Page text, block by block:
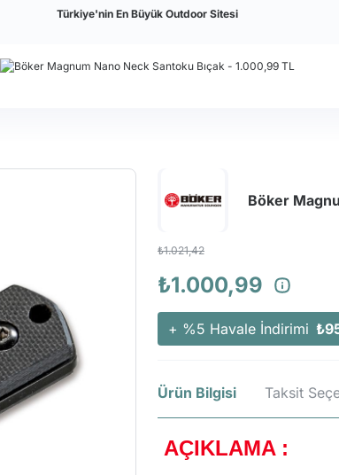
Türkiye'nin En Büyük Outdoor Sitesi
Böker
₺1.021,42
₺1.000,99
+ %5 Havale İndirimi
Ürün Bilgisi Taksit
AÇIKLAMA :